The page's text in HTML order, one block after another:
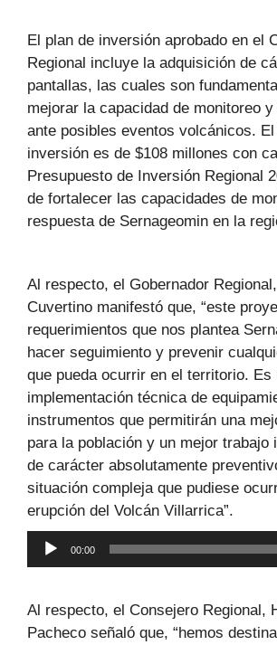
El plan de inversión aprobado en el
Regional incluye la adquisición de
pantallas, las cuales son
mejorar la capacidad de monitoreo
ante posibles eventos volcánicos.
inversión es de $108 millones con
Presupuesto de Inversión Regional
de fortalecer las capacidades de
respuesta de Sernageomin en la
Al respecto, el Gobernador
Cuvertino manifestó que, “este
requerimientos que nos plantea
hacer seguimiento y prevenir
que pueda ocurrir en el territorio. Es
implementación técnica de
instrumentos que permitirán una
para la población y un mejor trabajo
de carácter absolutamente
situación compleja que pudiese
erupción del Volcán Villarrica”.
Reproductor
de
00:00
Al respecto, el Consejero Regional,
Pacheco señaló que, “hemos